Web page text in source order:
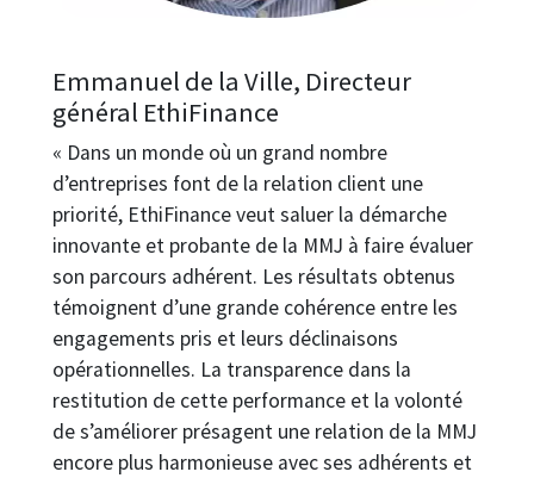
Emmanuel de la Ville, Directeur
général EthiFinance
« Dans un monde où un grand nombre
d’entreprises font de la relation client une
priorité, EthiFinance veut saluer la démarche
innovante et probante de la MMJ à faire évaluer
son parcours adhérent. Les résultats obtenus
témoignent d’une grande cohérence entre les
engagements pris et leurs déclinaisons
opérationnelles. La transparence dans la
restitution de cette performance et la volonté
de s’améliorer présagent une relation de la MMJ
encore plus harmonieuse avec ses adhérents et